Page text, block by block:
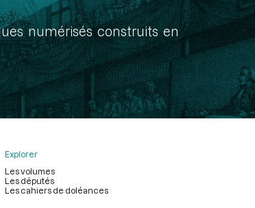
numérisés construits en
Explorer
Les volumes
Les députés
Les cahiers de doléances